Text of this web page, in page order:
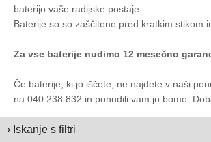
baterijo vaše radijske postaje.
Baterije so so zaščitene pred kratkim stikom
Za vse baterije nudimo 12 mesečno
Če baterije, ki jo iščete, ne najdete v naši
na 040 238 832 in ponudili vam jo bomo.
› Iskanje s filtri